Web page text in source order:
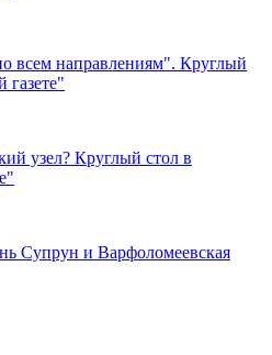
всем направлениям". Круглый
газете"
узел? Круглый стол в
Супрун и Варфоломеевская